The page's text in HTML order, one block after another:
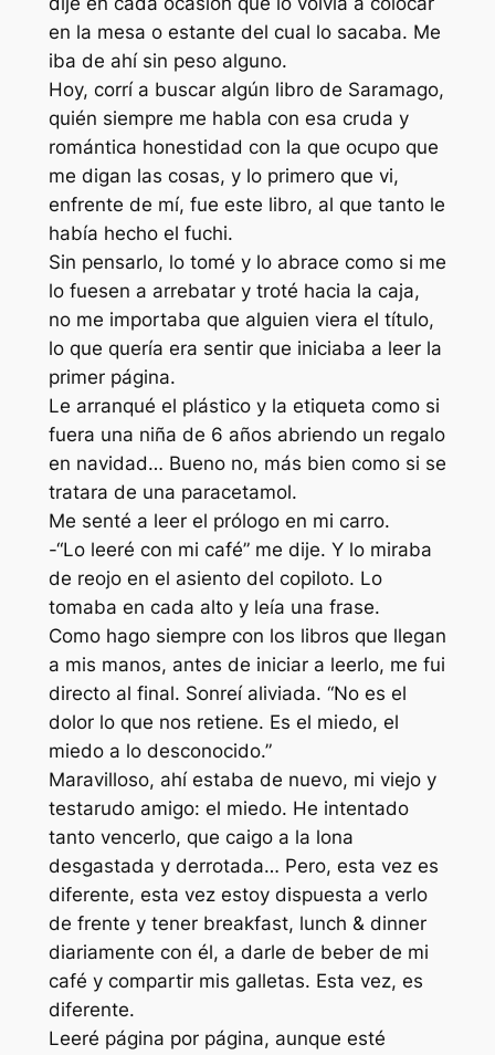
en la mesa o estante del cual lo sacaba. Me
iba de ahí sin peso alguno.
Hoy, corrí a buscar algún libro de Saramago,
quién siempre me habla con esa cruda y
romántica honestidad con la que ocupo que
me digan las cosas, y lo primero que vi,
enfrente de mí, fue este libro, al que tanto le
había hecho el fuchi.
Sin pensarlo, lo tomé y lo abrace como si me
lo fuesen a arrebatar y troté hacia la caja,
no me importaba que alguien viera el título,
lo que quería era sentir que iniciaba a leer la
primer página.
Le arranqué el plástico y la etiqueta como si
fuera una niña de 6 años abriendo un regalo
en navidad… Bueno no, más bien como si se
tratara de una paracetamol.
Me senté a leer el prólogo en mi carro.
-“Lo leeré con mi café” me dije. Y lo miraba
de reojo en el asiento del copiloto. Lo
tomaba en cada alto y leía una frase.
Como hago siempre con los libros que llegan
a mis manos, antes de iniciar a leerlo, me fui
directo al final. Sonreí aliviada. “No es el
dolor lo que nos retiene. Es el miedo, el
miedo a lo desconocido.”
Maravilloso, ahí estaba de nuevo, mi viejo y
testarudo amigo: el miedo. He intentado
tanto vencerlo, que caigo a la lona
desgastada y derrotada… Pero, esta vez es
diferente, esta vez estoy dispuesta a verlo
de frente y tener breakfast, lunch & dinner
diariamente con él, a darle de beber de mi
café y compartir mis galletas. Esta vez, es
diferente.
Leeré página por página, aunque esté